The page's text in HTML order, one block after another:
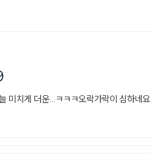
미치게 더운...ㅋㅋㅋ오락가락이 심하네요